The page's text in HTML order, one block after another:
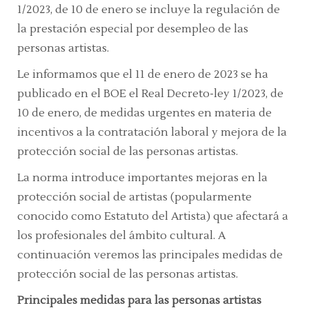
1/2023, de 10 de enero se incluye la regulación de
la prestación especial por desempleo de las
personas artistas.
Le informamos que el 11 de enero de 2023 se ha
publicado en el BOE el Real Decreto-ley 1/2023, de
10 de enero, de medidas urgentes en materia de
incentivos a la contratación laboral y mejora de la
protección social de las personas artistas.
La norma introduce importantes mejoras en la
protección social de artistas (popularmente
conocido como Estatuto del Artista) que afectará a
los profesionales del ámbito cultural. A
continuación veremos las principales medidas de
protección social de las personas artistas.
Principales medidas para las personas artistas